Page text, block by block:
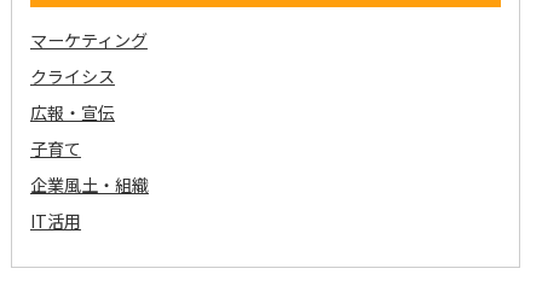
マーケティング
クライシス
広報・宣伝
子育て
企業風土・組織
IT活用